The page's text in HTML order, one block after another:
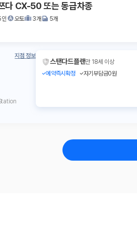
다 CX-50 또는 동급차종
오토 3개
5개
지점 정보
스탠다드플랜만 18세 이상
예약즉시확정
자기부담금0원